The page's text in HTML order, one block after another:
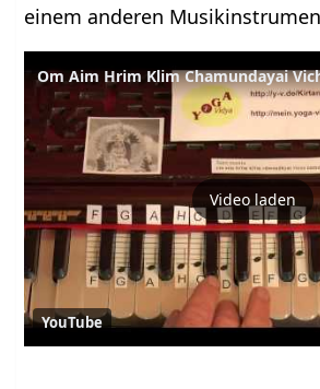
einem anderen
Video laden
YouTube